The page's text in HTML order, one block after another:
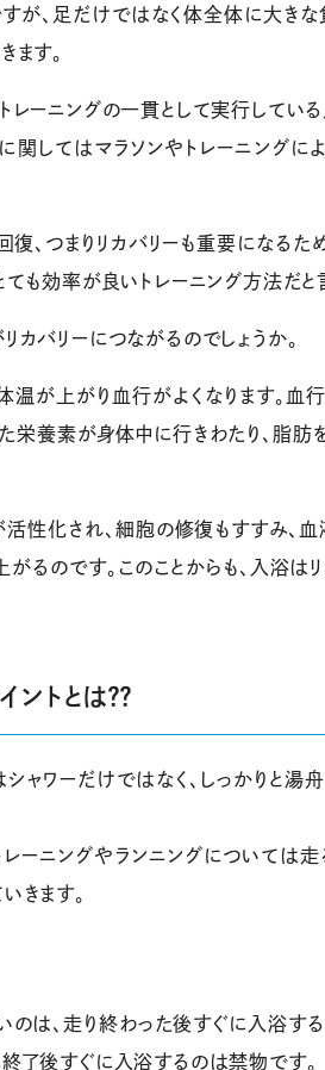
が、足だけではなく体全体に大き
ます。
レーニングの一貫として実行している
してはマラソンやトレーニングに
復、つまりリカバリーも重要になる
も効率が良いトレーニング方法だと
カバリーにつながるのでしょうか。
温が上がり血行がよくなります。血
栄養素が身体中に行きわたり、脂
性化され、細胞の修復もすすみ、
るのです。このことからも、入浴は
トとは？？
ャワーだけではなく、しっかりと湯
レーニングやランニングについては
きます。
は、走り終わった後すぐに入浴する
了後すぐに入浴するのは禁物です。